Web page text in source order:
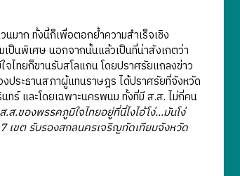
าก ทั้งนี้ก็เพื่อตอกย้ำความสำเร็จเชิง
ป็นพิเศษ นอกจากนั้นแล้วเป็นที่น่าสังเกตว่า
ไทยก็ขานรับสโลแกน โดยปราศรัยแถลงข่าว
ระธานสภาผู้แทนราษฎร ได้ปราศรัยที่จังหวัด
ร์ และโดยเฉพาะนครพนม ทั้งที่มี ส.ส. ไม่กี่คน
.ของพรรคภูมิใจไทยอยู่ที่นี่ไงไอ้โง่...มันโง่
เขต รับรองสกลนครเจริญทัดเทียมจังหวัด